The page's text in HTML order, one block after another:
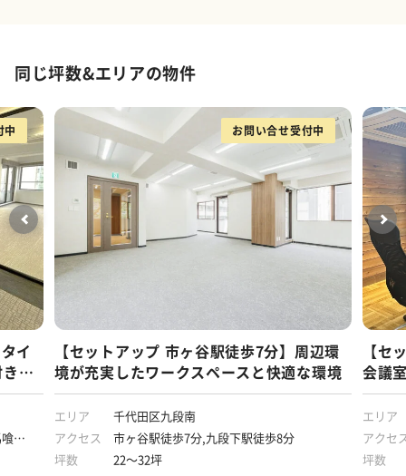
同じ坪数&エリアの物件
中
イ
オ
町
お問い合せ受付中
【セットアップ 市ヶ谷駅徒歩7分】周辺環
境が充実したワークスペースと快適な環境
エリア
千代田区九段南
アクセス
市ヶ谷駅徒歩7分,九段下駅徒歩8分
坪数
22～32坪
【セ
会議
エリア
アクセ
坪数